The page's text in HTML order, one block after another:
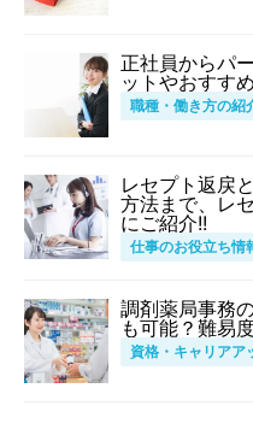
正社員からパ
ットやおすす
職種・働き方の紹
レセプト返戻
方法まで、レ
にご紹介!!
仕事のお役立ち情
調剤薬局事務
も可能？難易
資格・キャリアア